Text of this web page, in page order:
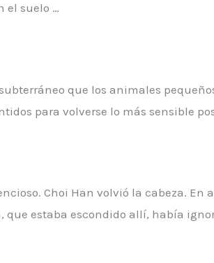
el suelo …
que los animales
para volverse lo más sensible
Choi Han volvió la cabeza.
que estaba escondido allí, había